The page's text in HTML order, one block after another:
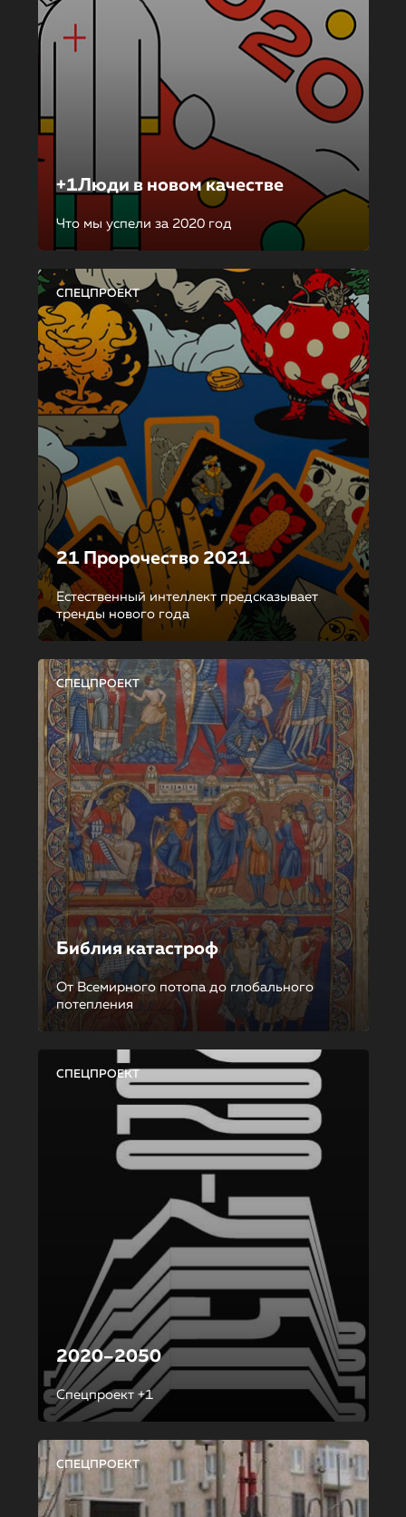
+1Люди в новом качестве
Что мы успели за 2020 год
СПЕЦПРОЕКТ
21 Пророчество 2021
Естественный интеллект предсказывает
тренды нового года
СПЕЦПРОЕКТ
Библия катастроф
От Всемирного потопа до глобального
потепления
СПЕЦПРОЕКТ
2020–2050
Спецпроект +1
СПЕЦПРОЕКТ